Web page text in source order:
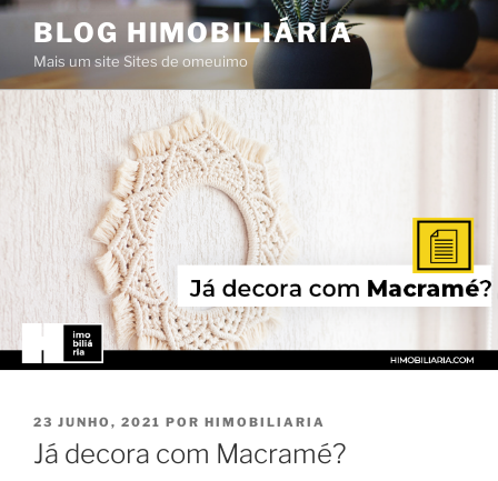
Saltar
conteúdo
BLOG HIMOBILIÁRIA
Mais um site Sites de omeuimo
PUBLICADO
EM
23 JUNHO, 2021 POR HIMOBILIARIA
Já decora com Macramé?